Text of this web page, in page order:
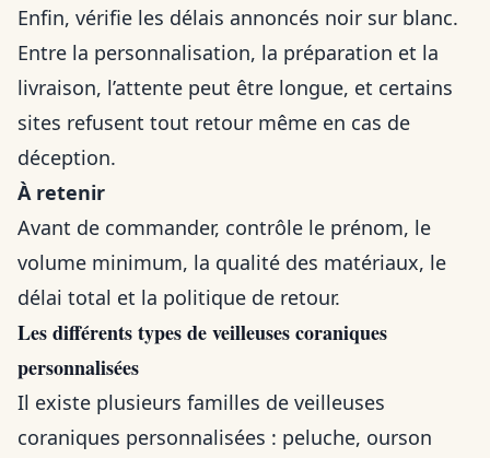
Enfin, vérifie les délais annoncés noir sur blanc.
Entre la personnalisation, la préparation et la
livraison, l’attente peut être longue, et certains
sites refusent tout retour même en cas de
déception.
À retenir
Avant de commander, contrôle le prénom, le
volume minimum, la qualité des matériaux, le
délai total et la politique de retour.
Les différents types de veilleuses coraniques
personnalisées
Il existe plusieurs familles de veilleuses
coraniques personnalisées : peluche, ourson